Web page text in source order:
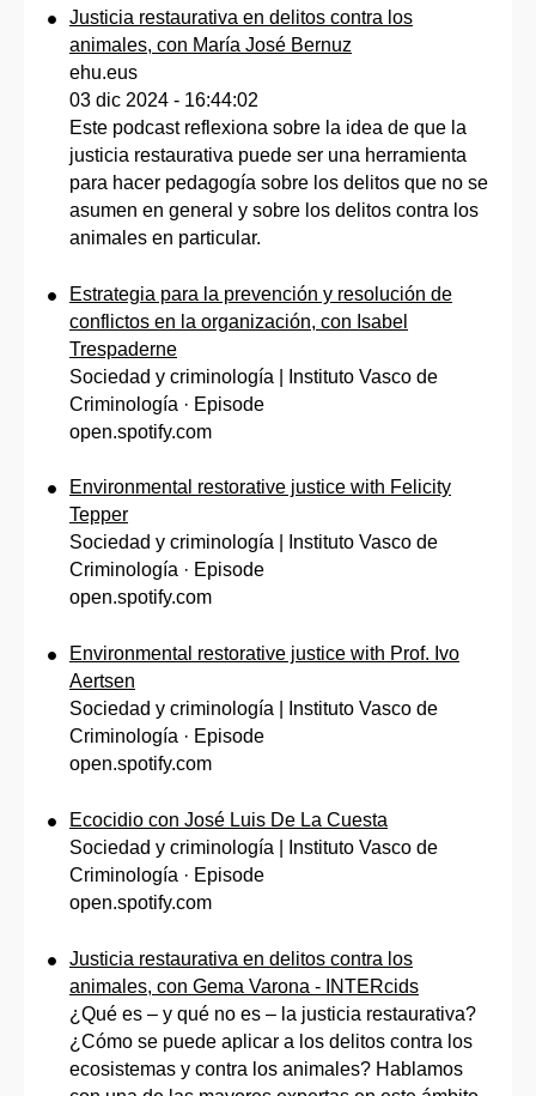
Justicia restaurativa en delitos contra los
animales, con María José Bernuz
ehu.eus
03 dic 2024 - 16:44:02
Este podcast reflexiona sobre la idea de que la
justicia restaurativa puede ser una herramienta
para hacer pedagogía sobre los delitos que no se
asumen en general y sobre los delitos contra los
animales en particular.
Estrategia para la prevención y resolución de
conflictos en la organización, con Isabel
Trespaderne
Sociedad y criminología | Instituto Vasco de
Criminología · Episode
open.spotify.com
Environmental restorative justice with Felicity
Tepper
Sociedad y criminología | Instituto Vasco de
Criminología · Episode
open.spotify.com
Environmental restorative justice with Prof. Ivo
Aertsen
Sociedad y criminología | Instituto Vasco de
Criminología · Episode
open.spotify.com
Ecocidio con José Luis De La Cuesta
Sociedad y criminología | Instituto Vasco de
Criminología · Episode
open.spotify.com
Justicia restaurativa en delitos contra los
animales, con Gema Varona - INTERcids
¿Qué es – y qué no es – la justicia restaurativa?
¿Cómo se puede aplicar a los delitos contra los
ecosistemas y contra los animales? Hablamos